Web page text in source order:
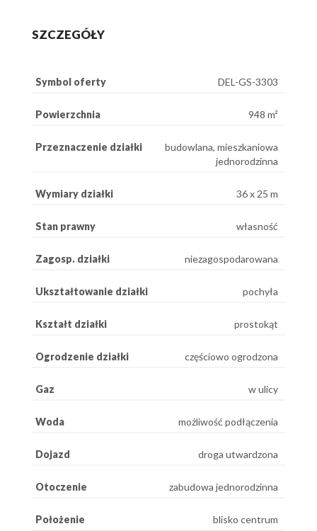
SZCZEGÓŁY
Symbol oferty DEL-GS-3303
Powierzchnia 948 m²
Przeznaczenie działki
budowlana, mieszkaniowa
jednorodzinna
Wymiary działki 36 x 25 m
Stan prawny własność
Zagosp. działki niezagospodarowana
Ukształtowanie działki pochyła
Kształt działki prostokąt
Ogrodzenie działki częściowo ogrodzona
Gaz w ulicy
Woda możliwość podłączenia
Dojazd droga utwardzona
Otoczenie zabudowa jednorodzinna
Położenie blisko centrum